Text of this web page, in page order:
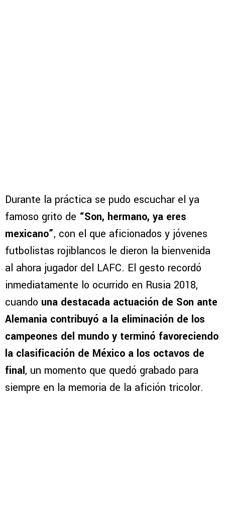
Durante la práctica se pudo escuchar el ya
famoso grito de “Son, hermano, ya eres
mexicano”, con el que aficionados y jóvenes
futbolistas rojiblancos le dieron la bienvenida
al ahora jugador del LAFC. El gesto recordó
inmediatamente lo ocurrido en Rusia 2018,
cuando una destacada actuación de Son ante
Alemania contribuyó a la eliminación de los
campeones del mundo y terminó favoreciendo
la clasificación de México a los octavos de
final, un momento que quedó grabado para
siempre en la memoria de la afición tricolor.